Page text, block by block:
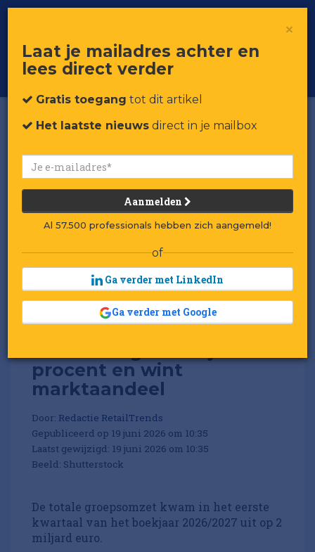
Voor professionals in retail & brands
Toggle
procent en wint
marktaandeel
Door: Redactie RetailTrends
Gepubliceerd op 19 juni 2026 om 10:35
Laatst gewijzigd: 19 juni 2026 om 10:35
Beeld: Shutterstock
De totale groepsomzet kwam in het eerste
kwartaal van het boekjaar 2026/2027 uit op 2
miljard euro.
×
Laat je mailadres achter en
lees direct verder
Gratis toegang tot dit artikel
Het laatste nieuws direct in je mailbox
Aanmelden
Al 57.500 professionals hebben zich aangemeld!
of
Ga verder met LinkedIn
Ga verder met Google